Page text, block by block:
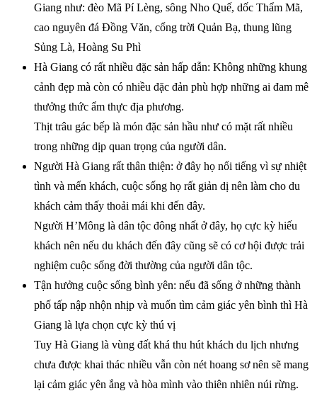
Giang như: đèo Mã Pí Lèng, sông Nho Quế, dốc Thẩm Mã,
cao nguyên đá Đồng Văn, cổng trời Quản Bạ, thung lũng
Sủng Là, Hoàng Su Phì
Hà Giang có rất nhiều đặc sản hấp dẫn: Không những khung
cảnh đẹp mà còn có nhiều đặc đản phù hợp những ai đam mê
thưởng thức ẩm thực địa phương.
Thịt trâu gác bếp là món đặc sản hầu như có mặt rất nhiều
trong những dịp quan trọng của người dân.
Người Hà Giang rất thân thiện: ở đây họ nổi tiếng vì sự nhiệt
tình và mến khách, cuộc sống họ rất giản dị nên làm cho du
khách cảm thấy thoải mái khi đến đây.
Người H’Mông là dân tộc đông nhất ở đây, họ cực kỳ hiếu
khách nên nếu du khách đến đây cũng sẽ có cơ hội được trải
nghiệm cuộc sống đời thường của người dân tộc.
Tận hưởng cuộc sống bình yên: nếu đã sống ở những thành
phố tấp nập nhộn nhịp và muốn tìm cảm giác yên bình thì Hà
Giang là lựa chọn cực kỳ thú vị
Tuy Hà Giang là vùng đất khá thu hút khách du lịch nhưng
chưa được khai thác nhiều vẫn còn nét hoang sơ nên sẽ mang
lại cảm giác yên ắng và hòa mình vào thiên nhiên núi rừng.